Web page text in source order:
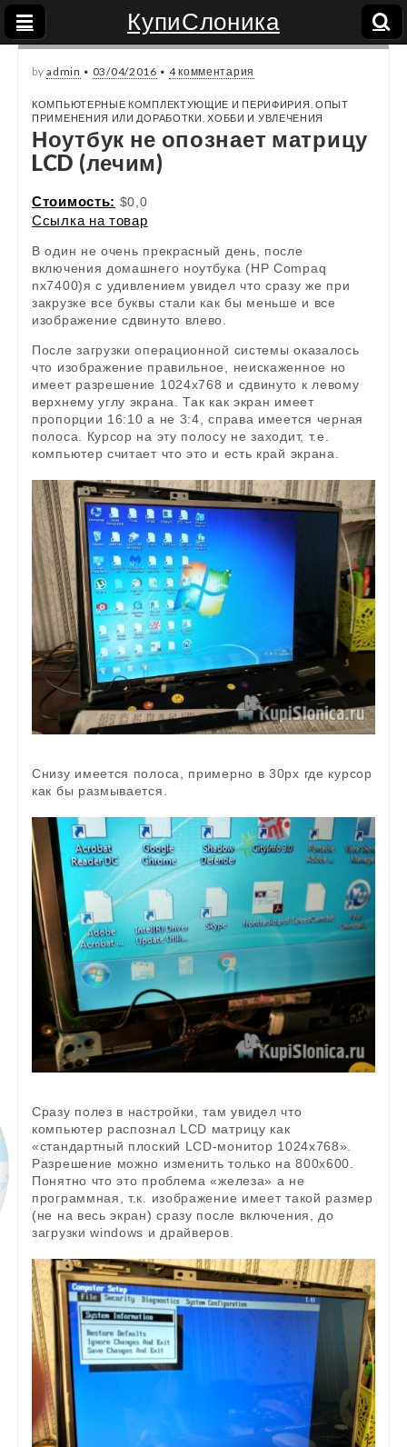
КупиСлоника
byadmin • 03/04/2016 • 4 комментария
КОМПЬЮТЕРНЫЕ КОМПЛЕКТУЮЩИЕ И ПЕРИФИРИЯ ,ОПЫТ
ПРИМЕНЕНИЯ ИЛИ ДОРАБОТКИ ,ХОББИ И УВЛЕЧЕНИЯ
Ноутбук не опознает матрицу
LCD (лечим)
Стоимость: $0,0
Ссылка на товар
В один не очень прекрасный день, после
включения домашнего ноутбука (HP Compaq
nx7400)я с удивлением увидел что сразу же при
закрузке все буквы стали как бы меньше и все
изображение сдвинуто влево.
После загрузки операционной системы оказалось
что изображение правильное, неискаженное но
имеет разрешение 1024х768 и сдвинуто к левому
верхнему углу экрана. Так как экран имеет
пропорции 16:10 а не 3:4, справа имеется черная
полоса. Курсор на эту полосу не заходит, т.е.
компьютер считает что это и есть край экрана.
Снизу имеется полоса, примерно в 30px где курсор
как бы размывается.
Сразу полез в настройки, там увидел что
компьютер распознал LCD матрицу как
«стандартный плоский LCD-монитор 1024х768».
Разрешение можно изменить только на 800х600.
Понятно что это проблема «железа» а не
программная, т.к. изображение имеет такой размер
(не на весь экран) сразу после включения, до
загрузки windows и драйверов.